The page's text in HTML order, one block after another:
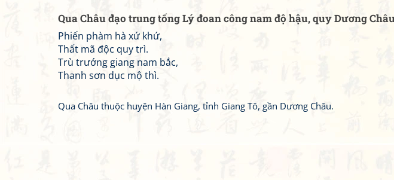
Qua Châu đạo trung tống Lý đoan công nam độ hậu, quy Dương
Phiến phàm hà xứ khứ,
Thất mã độc quy trì.
Trù trướng giang nam bắc,
Thanh sơn dục mộ thì.
Qua Châu thuộc huyện Hàn Giang, tỉnh Giang Tô, gần Dương Châu.